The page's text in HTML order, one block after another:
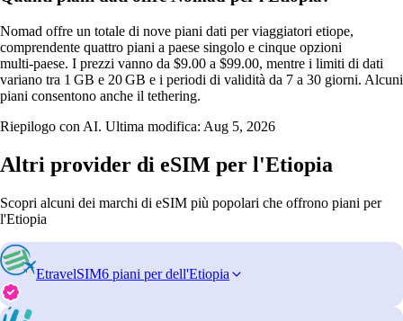
Nomad offre un totale di nove piani dati per viaggiatori etiope,
comprendente quattro piani a paese singolo e cinque opzioni
multi‑paese. I prezzi vanno da $9.00 a $99.00, mentre i limiti di dati
variano tra 1 GB e 20 GB e i periodi di validità da 7 a 30 giorni. Alcuni
piani consentono anche il tethering.
Riepilogo con AI. Ultima modifica: Aug 5, 2026
Altri provider di eSIM per l'Etiopia
Scopri alcuni dei marchi di eSIM più popolari che offrono piani per
l'Etiopia
EtravelSIM6 piani per dell'Etiopia